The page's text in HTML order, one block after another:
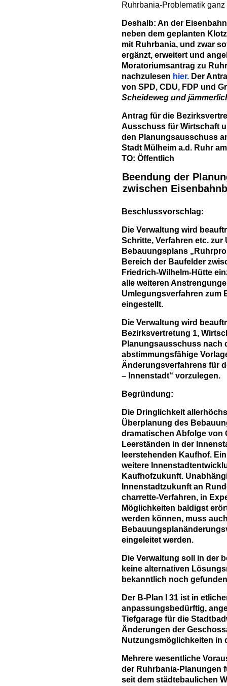
Ruhrbania-Problematik ganz
Deshalb: An der
neben dem geplanten
mit Ruhrbania, und zwar
ergänzt, erweitert und
Moratoriumsantrag zu
nachzulesen hier. Der
von SPD, CDU, FDP und
Scheideweg und
Antrag für die
Ausschuss für Wirtschaft
den Planungsausschuss
Stadt Mülheim a.d. Ruhr
TO: Öffentlich
Beendung der
zwischen
Beschlussvorschlag:
Die Verwaltung wird
Schritte, Verfahren etc. zur
Bebauungsplans
Bereich der Baufelder
Friedrich-Wilhelm-Hütte
alle weiteren
Umlegungsverfahren zum
eingestellt.
Die Verwaltung wird
Bezirksvertretung 1,
Planungsausschuss nach
abstimmungsfähige
Änderungsverfahrens für
– Innenstadt“ vorzulegen.
Begründung:
Die Dringlichkeit
Überplanung des
dramatischen Abfolge von
Leerständen in der
leerstehenden Kaufhof.
weitere
Kaufhofzukunft.
Innenstadtzukunft an
charrette-Verfahren, in
Möglichkeiten baldigst
werden können, muss
eingeleitet werden.
Die Verwaltung soll in der
keine alternativen
bekanntlich noch
Der B-Plan I 31 ist in
anpassungsbedürftig,
Tiefgarage für die
Änderungen der
Nutzungsmöglichkeiten in
Mehrere wesentliche
der Ruhrbania-Planungen
seit dem städtebaulichen